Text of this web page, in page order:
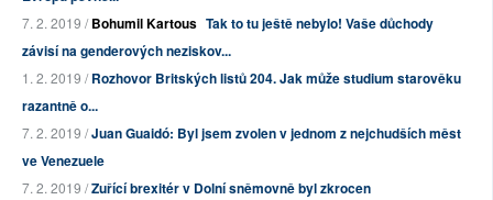
7. 2. 2019 /Bohumil Kartous Tak to tu ještě nebylo! Vaše důchody
závisí na genderových neziskov...
1. 2. 2019 /Rozhovor Britských listů 204. Jak může studium starověku
razantně o...
7. 2. 2019 /Juan Guaidó: Byl jsem zvolen v jednom z nejchudších měst
ve Venezuele
7. 2. 2019 /Zuřící brexitér v Dolní sněmovně byl zkrocen